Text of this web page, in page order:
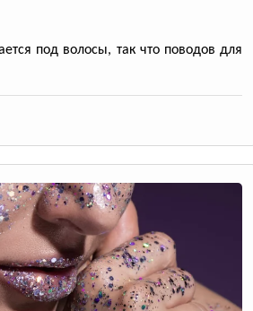
под волосы, так что поводов для